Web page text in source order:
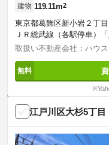
建物 119.11m2
東京都葛飾区新小岩２丁目
ＪＲ総武線（各駅停車）
取扱い不動産会社：ハウ
江戸川区大杉5丁目